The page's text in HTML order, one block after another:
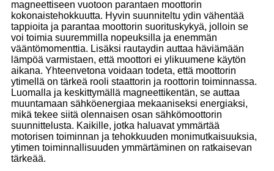
magneettiseen vuotoon parantaen moottorin
kokonaistehokkuutta. Hyvin suunniteltu ydin vähentää
tappioita ja parantaa moottorin suorituskykyä, jolloin se
voi toimia suuremmilla nopeuksilla ja enemmän
vääntömomenttia. Lisäksi rautaydin auttaa häviämään
lämpöä varmistaen, että moottori ei ylikuumene käytön
aikana. Yhteenvetona voidaan todeta, että moottorin
ytimellä on tärkeä rooli staattorin ja roottorin toiminnassa.
Luomalla ja keskittymällä magneettikentän, se auttaa
muuntamaan sähköenergiaa mekaaniseksi energiaksi,
mikä tekee siitä olennaisen osan sähkömoottorin
suunnittelusta. Kaikille, jotka haluavat ymmärtää
motorisen toiminnan ja tehokkuuden monimutkaisuuksia,
ytimen toiminnallisuuden ymmärtäminen on ratkaisevan
tärkeää.